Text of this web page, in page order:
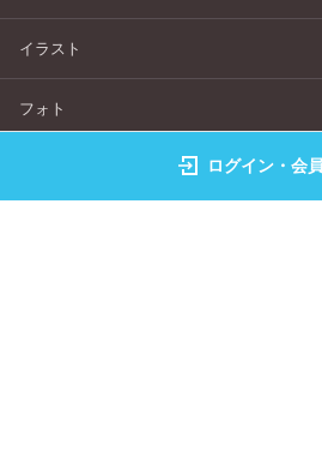
イラスト
フォト
ログイン・会